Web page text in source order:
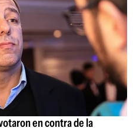
en contra de la